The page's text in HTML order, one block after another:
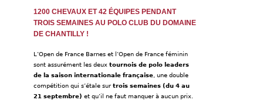
1200 CHEVAUX ET 42 ÉQUIPES PENDANT
TROIS SEMAINES AU POLO CLUB DU DOMAINE
DE CHANTILLY !
L’Open de France Barnes et l’Open de France féminin
sont assurément les deux tournois de polo leaders
de la saison internationale française , une double
compétition qui s’étale surtrois semaines (du 4 au
21 septembre) et qu’il ne faut manquer à aucun prix.